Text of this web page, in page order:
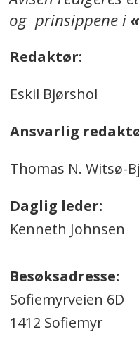
og prinsippene i
Redaktør:
Eskil Bjørshol
Ansvarlig
Thomas N. Witsø-
Daglig leder:
Kenneth Johnsen
Besøksadresse:
Sofiemyrveien 6D
1412 Sofiemyr